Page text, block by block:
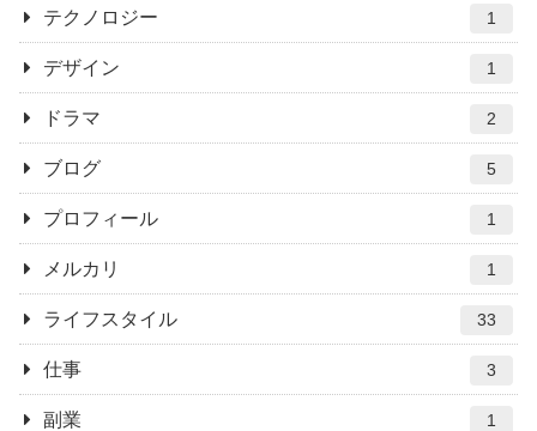
テクノロジー 1
デザイン 1
ドラマ 2
ブログ 5
プロフィール 1
メルカリ 1
ライフスタイル 33
仕事 3
副業 1